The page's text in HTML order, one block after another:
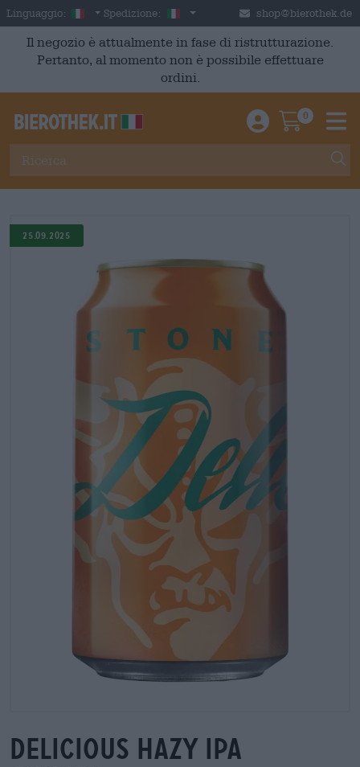
Skip to main content
Linguaggio: Italian
Spedizione: Italia shop@bierothek.de
Il negozio è attualmente in fase di ristrutturazione.
Pertanto, al momento non è possibile effettuare
ordini.
Einloggen /
0
25.09.2025
delicious hazy ipa